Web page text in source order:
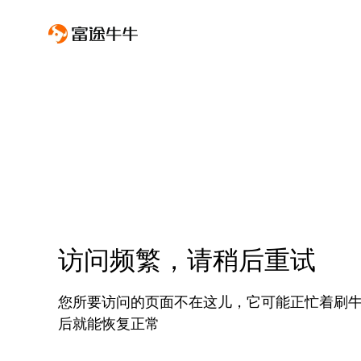
访问频繁，请稍后重试
您所要访问的页面不在这儿，它可能正忙着刷
后就能恢复正常